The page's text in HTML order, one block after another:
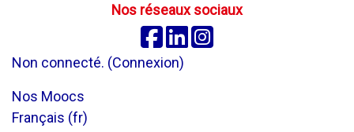
Nos réseaux sociaux
Facebook
Linkedin
Non connecté. (Connexion)
Nos Moocs
Français ‎(fr)‎